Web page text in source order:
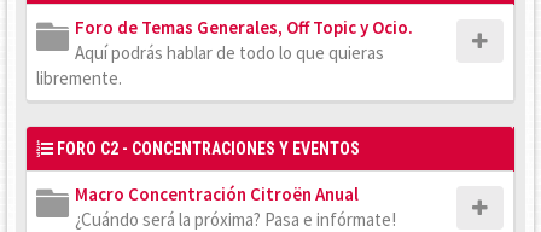
Foro de Temas Generales, Off Topic y Ocio.
Aquí podrás hablar de todo lo que quieras
libremente.
FORO C2 - CONCENTRACIONES Y EVENTOS
Macro Concentración Citroën Anual
¿Cuándo será la próxima? Pasa e infórmate!